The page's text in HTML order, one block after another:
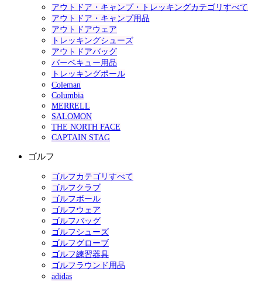
アウトドア・キャンプ・トレッキングカテゴリすべて
アウトドア・キャンプ用品
アウトドアウェア
トレッキングシューズ
アウトドアバッグ
バーベキュー用品
トレッキングポール
Coleman
Columbia
MERRELL
SALOMON
THE NORTH FACE
CAPTAIN STAG
ゴルフ
ゴルフカテゴリすべて
ゴルフクラブ
ゴルフボール
ゴルフウェア
ゴルフバッグ
ゴルフシューズ
ゴルフグローブ
ゴルフ練習器具
ゴルフラウンド用品
adidas